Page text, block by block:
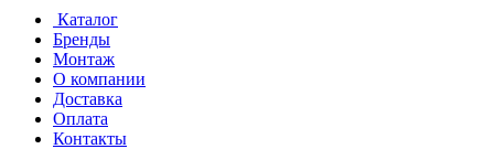
Каталог
Бренды
Монтаж
О компании
Доставка
Оплата
Контакты